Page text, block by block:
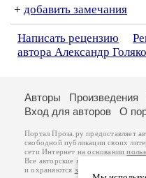
+ добавить замечания
Написать рецензию
автора Александр
Авторы Произведения
Вход для авторов
О
Портал Проза.ру предоставляет
свободной публикации своих
сети Интернет на основании
Все авторские права на
и охраняются законом
.